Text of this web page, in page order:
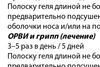
Полоску геля длиной не
предварительно
оболочки носа и/или на
ОРВИ и грипп (лечение)
3–5 раз в день / 5 дней
Полоску геля длиной не